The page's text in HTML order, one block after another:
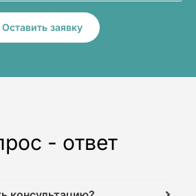
Оставить заявку
- ответ